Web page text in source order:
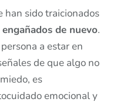
han sido traicionados
de nuevo.
a estar en
de que algo no
es
emocional y